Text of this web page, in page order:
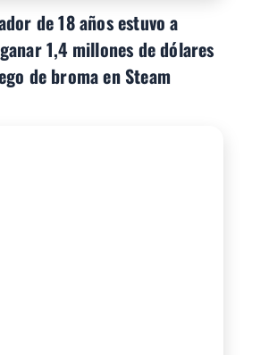
de 18 años estuvo a
1,4 millones de dólares
de broma en Steam